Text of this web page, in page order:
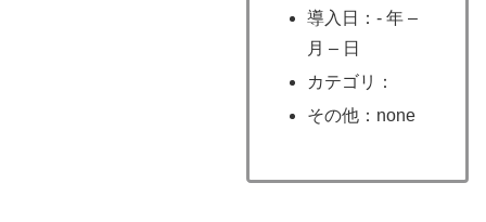
導入日：- 年 –
月 – 日
カテゴリ：
その他：none